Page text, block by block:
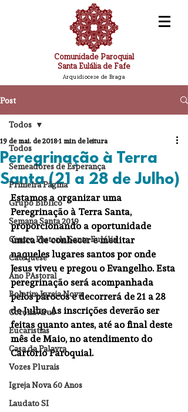
Comunidade Paroquial
Santa Eulália de Fafe
Arquidiocese de Braga
Post
Todos
Semeadores de Esperança
Primeira Página
Grupo Bíblico
Semana Santa 2019
Centro Pastorla Santa Eulália
Catequese
Ano PAstoral
Boletim Igreja Nova
CoronaVirus
Eucaristias
Casa da Palavra
Vozes Plurais
Igreja Nova 60 Anos
Laudato SI
Todos
Peregrinação à Terra
Santa (21 a 28 de Julho)
19 de mai. de 2018 1 min de leitura
Estamos a organizar uma
Peregrinação à Terra Santa,
proporcionando a oportunidade
única de conhecer e meditar
naqueles lugares santos por onde
Jesus viveu e pregou o Evangelho. Esta
peregrinação será acompanhada
pelos párocos e decorrerá de 21 a 28
de Julho. As inscrições deverão ser
feitas quanto antes, até ao final deste
mês de Maio, no atendimento do
Cartório Paroquial.